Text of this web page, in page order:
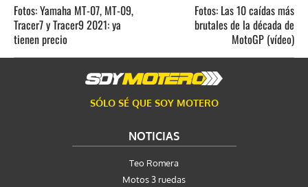
Fotos: Yamaha MT-07, MT-09,
Tracer7 y Tracer9 2021: ya
tienen precio
Fotos: Las 10 caídas más
brutales de la década de
MotoGP (vídeo)
SÓLO SÉ QUE SOY MOTERO
NOTICIAS
Teo Romera
Motos 3 ruedas